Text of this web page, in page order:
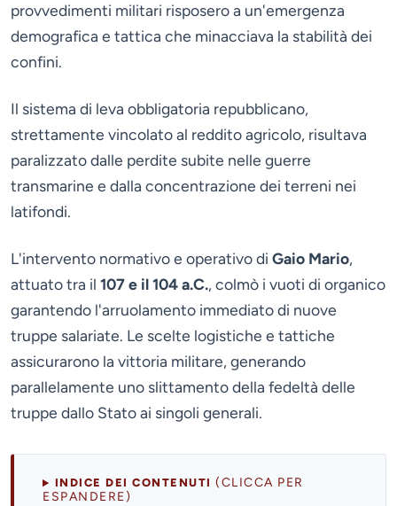
provvedimenti militari risposero a un'emergenza
demografica e tattica che minacciava la stabilità dei
confini.
Il sistema di leva obbligatoria repubblicano,
strettamente vincolato al reddito agricolo, risultava
paralizzato dalle perdite subite nelle guerre
transmarine e dalla concentrazione dei terreni nei
latifondi.
L'intervento normativo e operativo di Gaio Mario,
attuato tra il 107 e il 104 a.C., colmò i vuoti di organico
garantendo l'arruolamento immediato di nuove
truppe salariate. Le scelte logistiche e tattiche
assicurarono la vittoria militare, generando
parallelamente uno slittamento della fedeltà delle
truppe dallo Stato ai singoli generali.
INDICE DEI CONTENUTI(CLICCA PER
ESPANDERE)